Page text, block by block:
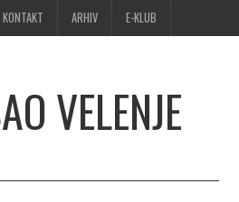
KONTAKT ARHIV E-KLUB
VELENJE